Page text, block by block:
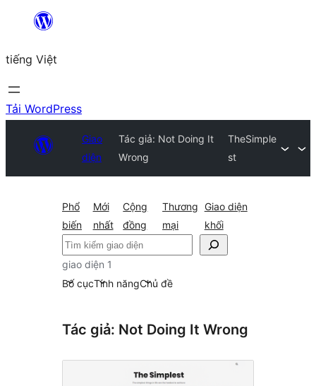
Chuyển
phần
nội
dung
tiếng Việt
Tải WordPress
Giao
diện
Tác giả: Not Doing It
Wrong
TheSimple
st
Phổ
biến
Mới
nhất
Cộng
đồng
Thương
mại
Giao diện
khối
Tìm
kiếm
giao diện 1
Bố cụcTính năngChủ đề
Tác giả: Not Doing It Wrong